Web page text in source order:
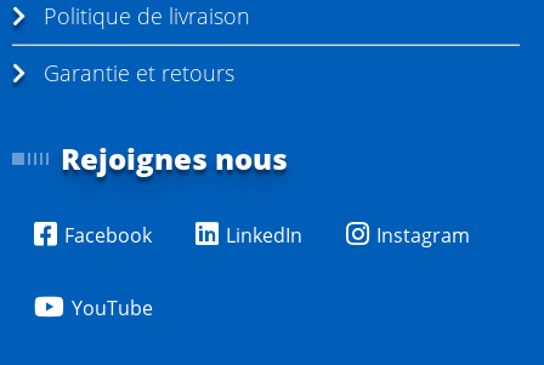
Politique de livraison
Garantie et retours
Rejoignes nous
Facebook LinkedIn Instagram
YouTube